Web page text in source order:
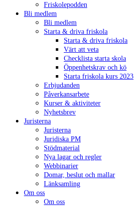
Friskolepodden
Bli medlem
Bli medlem
Starta & driva friskola
Starta & driva friskola
Värt att veta
Checklista starta skola
Öppenhetskrav och kö
Starta friskola kurs 2023
Erbjudanden
Påverkansarbete
Kurser & aktiviteter
Nyhetsbrev
Juristerna
Juristerna
Juridiska PM
Stödmaterial
Nya lagar och regler
Webbinarier
Domar, beslut och mallar
Länksamling
Om oss
Om oss